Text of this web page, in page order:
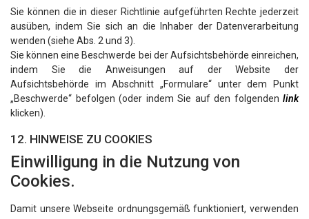
Sie können die in dieser Richtlinie aufgeführten Rechte jederzeit
ausüben, indem Sie sich an die Inhaber der Datenverarbeitung
wenden (siehe Abs. 2 und 3).
Sie können eine Beschwerde bei der Aufsichtsbehörde einreichen,
indem Sie die Anweisungen auf der Website der
Aufsichtsbehörde im Abschnitt „Formulare“ unter dem Punkt
„Beschwerde“ befolgen (oder indem Sie auf den folgenden link
klicken).
12. HINWEISE ZU COOKIES
Einwilligung in die Nutzung von
Cookies.
Damit unsere Webseite ordnungsgemäß funktioniert, verwenden